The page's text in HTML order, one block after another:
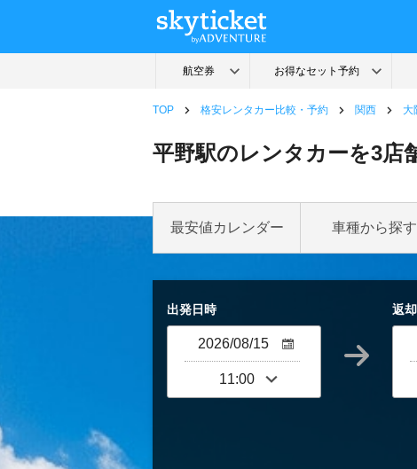
TOP 格安レンタカー比較・予約 関西 大
平野駅のレンタカーを3店
最安値カレンダー 車種から探す
出発日時 返